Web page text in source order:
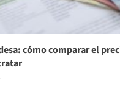
cómo comparar el